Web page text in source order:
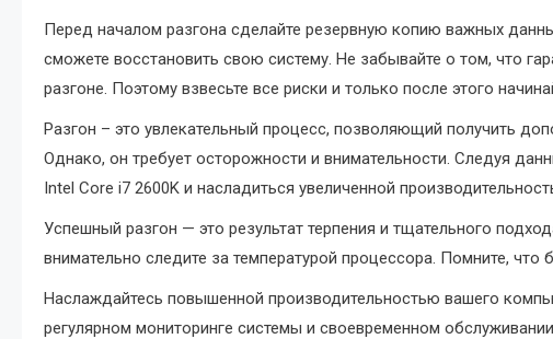
Перед началом разгона сделайте резервную копию важных
сможете восстановить свою систему. Не забывайте о том, что
разгоне. Поэтому взвесьте все риски и только после этого
Разгон – это увлекательный процесс, позволяющий получить
Однако, он требует осторожности и внимательности. Следуя
Intel Core i7 2600K и насладиться увеличенной
Успешный разгон — это результат терпения и тщательного
внимательно следите за температурой процессора. Помните,
Наслаждайтесь повышенной производительностью вашего
регулярном мониторинге системы и своевременном